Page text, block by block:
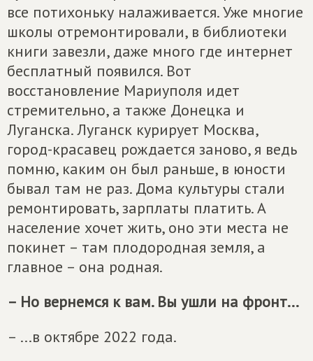
все потихоньку налаживается. Уже многие
школы отремонтировали, в библиотеки
книги завезли, даже много где интернет
бесплатный появился. Вот
восстановление Мариуполя идет
стремительно, а также Донецка и
Луганска. Луганск курирует Москва,
город-красавец рождается заново, я ведь
помню, каким он был раньше, в юности
бывал там не раз. Дома культуры стали
ремонтировать, зарплаты платить. А
население хочет жить, оно эти места не
покинет – там плодородная земля, а
главное – она родная.
– Но вернемся к вам. Вы ушли на фронт...
– ...в октябре 2022 года.